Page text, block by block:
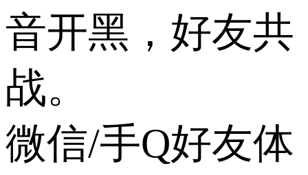
音开黑，好友共
战。
微信/手Q好友体